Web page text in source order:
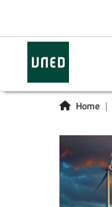
Home